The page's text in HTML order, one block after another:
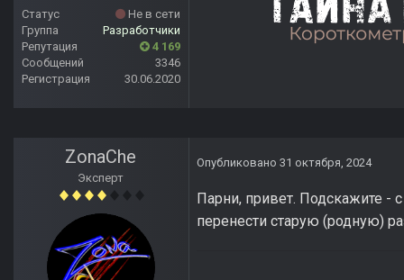
Статус
Не в сети
Группа
Разработчики
Репутация
4 169
Сообщений
3346
Регистрация
30.06.2020
ZonaChe
Эксперт
Опубликовано 31 октября, 2024
Парни, привет. Подскажите -
перенести старую (родную)